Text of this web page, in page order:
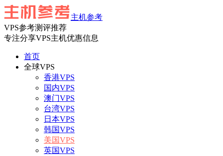
主机参考
VPS参考测评推荐
专注分享VPS主机优惠信息
首页
全球VPS
香港VPS
国内VPS
澳门VPS
台湾VPS
日本VPS
韩国VPS
美国VPS
英国VPS